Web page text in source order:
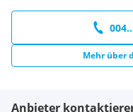
Mehr über
Anbieter